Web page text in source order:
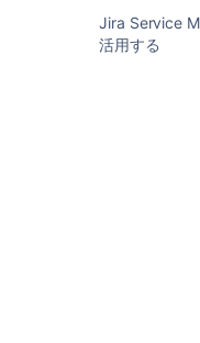
Jira Service
活用する
それに続くのが
トプラクティス
IT サービ
IT サービ
IT サービ
IT サービ